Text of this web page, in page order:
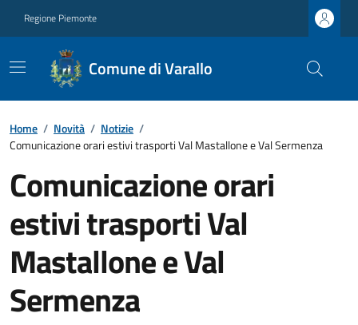
Regione Piemonte
Comune di Varallo
Home / Novità / Notizie /
Comunicazione orari estivi trasporti Val Mastallone e Val Sermenza
Comunicazione orari
estivi trasporti Val
Mastallone e Val
Sermenza